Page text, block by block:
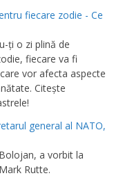
fiecare zodie - Ce
ţi o zi plină de
fiecare va fi
vor afecta aspecte
Citeşte
general al NATO,
a vorbit la
Rutte.